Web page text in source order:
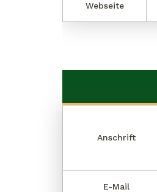
Webseite
Anschrift
E-Mail